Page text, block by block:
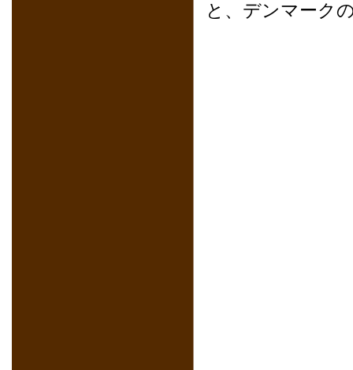
と、デンマーク